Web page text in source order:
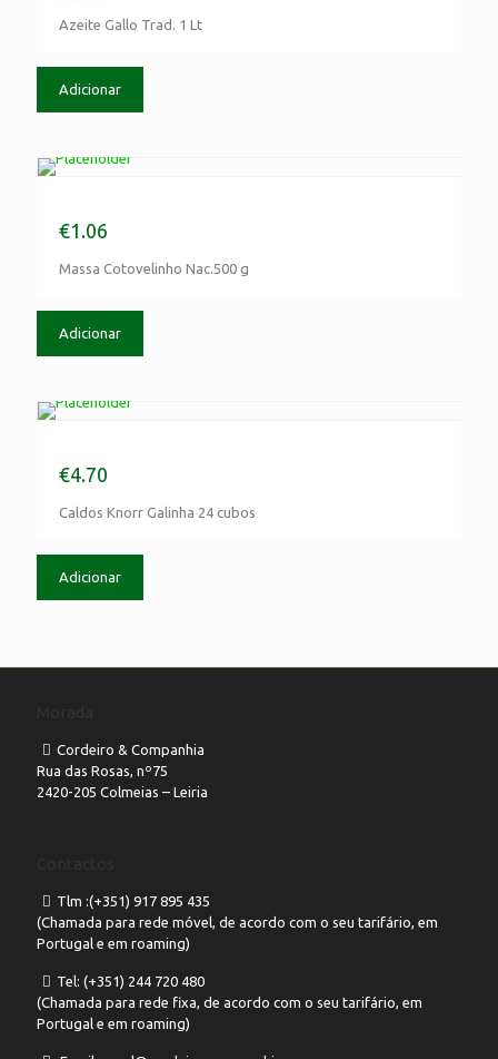
Azeite Gallo Trad. 1 Lt
Adicionar
€1.06
Massa Cotovelinho Nac.500 g
Adicionar
€4.70
Caldos Knorr Galinha 24 cubos
Adicionar
Cordeiro & Companhia
Rua das Rosas, nº75
2420-205 Colmeias – Leiria
Tlm :(+351) 917 895 435
(Chamada para rede móvel, de acordo com o seu tarifário, em
Portugal e em roaming)
Tel: (+351) 244 720 480
(Chamada para rede fixa, de acordo com o seu tarifário, em
Portugal e em roaming)